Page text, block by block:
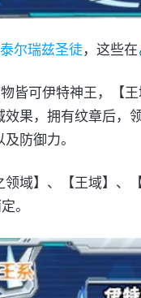
尔瑞兹圣徒，这些在
皆可伊特神王，【
效果，拥有纹章后，
防御力。
领域】、【王域】、
。